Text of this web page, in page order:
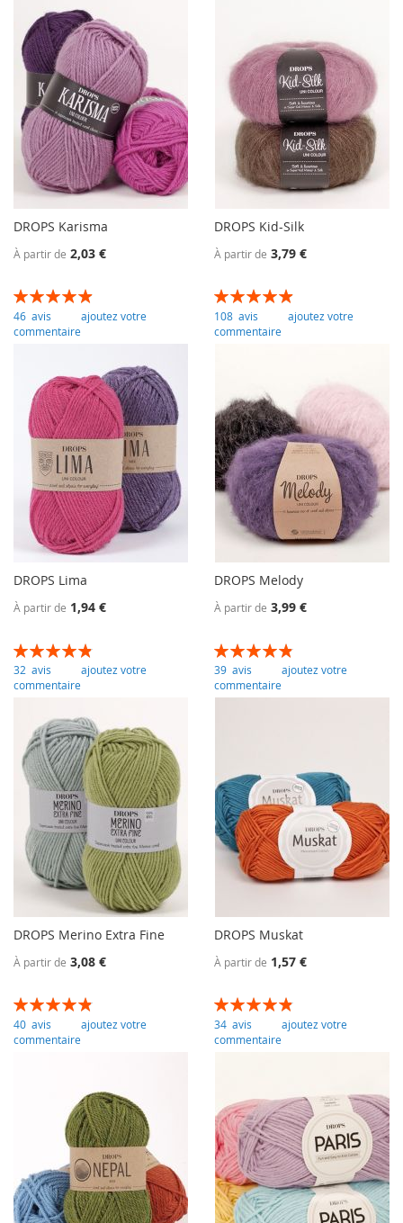
DROPS Karisma
À partir de 2,03 €
Évaluation:
99
% of100
46 avis
ajoutez votre
commentaire
DROPS Kid-Silk
À partir de 3,79 €
Évaluation:
99
% of100
108 avis
ajoutez votre
commentaire
DROPS Lima
À partir de 1,94 €
Évaluation:
98
% of100
32 avis
ajoutez votre
commentaire
DROPS Melody
À partir de 3,99 €
Évaluation:
97
% of100
39 avis
ajoutez votre
commentaire
DROPS Merino Extra Fine
À partir de 3,08 €
Évaluation:
98
% of100
40 avis
ajoutez votre
commentaire
DROPS Muskat
À partir de 1,57 €
Évaluation:
97
% of100
34 avis
ajoutez votre
commentaire